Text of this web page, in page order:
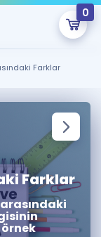
0
eğitim seni
Farklar
Farklar
örnek